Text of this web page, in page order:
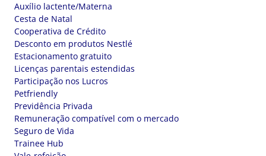
Auxílio lactente/Materna
Cesta de Natal
Cooperativa de Crédito
Desconto em produtos Nestlé
Estacionamento gratuito
Licenças parentais estendidas
Participação nos Lucros
Petfriendly
Previdência Privada
Remuneração compatível com o mercado
Seguro de Vida
Trainee Hub